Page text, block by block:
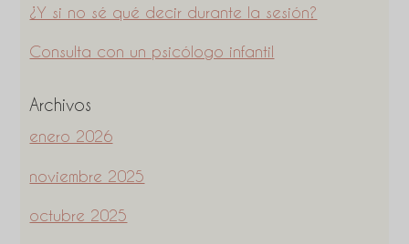
¿Y si no sé qué decir durante la sesión?
Consulta con un psicólogo infantil
Archivos
enero 2026
noviembre 2025
octubre 2025